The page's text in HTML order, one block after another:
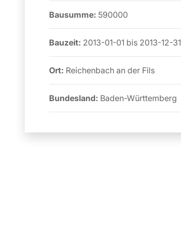
Bausumme: 590000
Bauzeit: 2013-01-01 bis 2013-12-31
Ort: Reichenbach an der Fils
Bundesland: Baden-Württemberg